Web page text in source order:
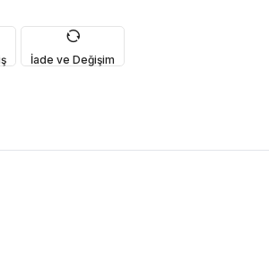
İade ve Değişim